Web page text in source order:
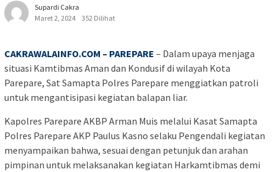
Supardi Cakra
Maret 2, 2024
352 Dilihat
CAKRAWALAINFO.COM – PAREPARE – Dalam upaya menjaga
situasi Kamtibmas Aman dan Kondusif di wilayah Kota
Parepare, Sat Samapta Polres Parepare menggiatkan patroli
untuk mengantisipasi kegiatan balapan liar.
Kapolres Parepare AKBP Arman Muis melalui Kasat Samapta
Polres Parepare AKP Paulus Kasno selaku Pengendali kegiatan
menyampaikan bahwa, sesuai dengan petunjuk dan arahan
pimpinan untuk melaksanakan kegiatan Harkamtibmas demi